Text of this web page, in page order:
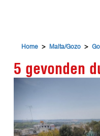
Home > Malta/Gozo >
5 gevonden